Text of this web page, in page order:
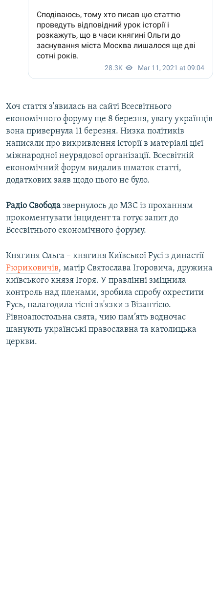
Хоч стаття з'явилась на сайті Всесвітнього
економічного форуму ще 8 березня, увагу українців
вона привернула 11 березня. Низка політиків
написали про викривлення історії в матеріалі цієї
міжнародної неурядової організації. Всесвітній
економічний форум видалив шматок статті,
додаткових заяв щодо цього не було.
Радіо Свобода звернулось до МЗС із проханням
прокоментувати інцидент та готує запит до
Всесвітнього економічного форуму.
Княгиня Ольга – княгиня Київської Русі з династії
Рюриковичів, матір Святослава Ігоровича, дружина
київського князя Ігоря. У правлінні зміцнила
контроль над пленами, зробила спробу охрестити
Русь, налагодила тісні зв'язки з Візантією.
Рівноапостольна свята, чию пам’ять водночас
шанують українські православна та католицька
церкви.